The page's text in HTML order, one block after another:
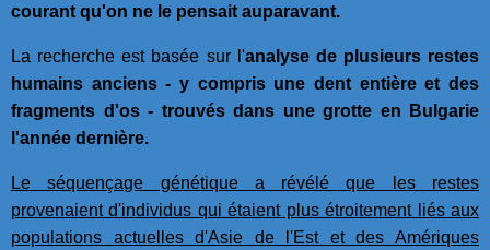
courant qu'on ne le pensait auparavant.
La recherche est basée sur l'analyse de plusieurs restes
humains anciens - y compris une dent entière et des
fragments d'os - trouvés dans une grotte en Bulgarie
l'année dernière.
Le séquençage génétique a révélé que les restes
provenaient d'individus qui étaient plus étroitement liés aux
populations actuelles d'Asie de l'Est et des Amériques